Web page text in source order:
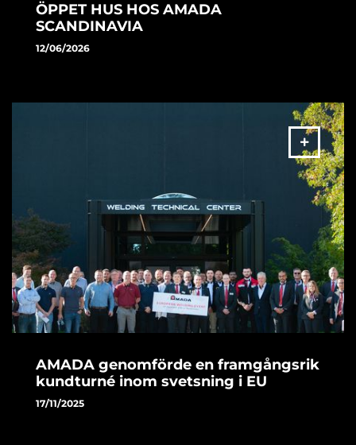
ÖPPET HUS HOS AMADA
SCANDINAVIA
12/06/2026
plats i Alingsås.
AMADA genomförde en framgångsrik
kundturné inom svetsning i EU
17/11/2025